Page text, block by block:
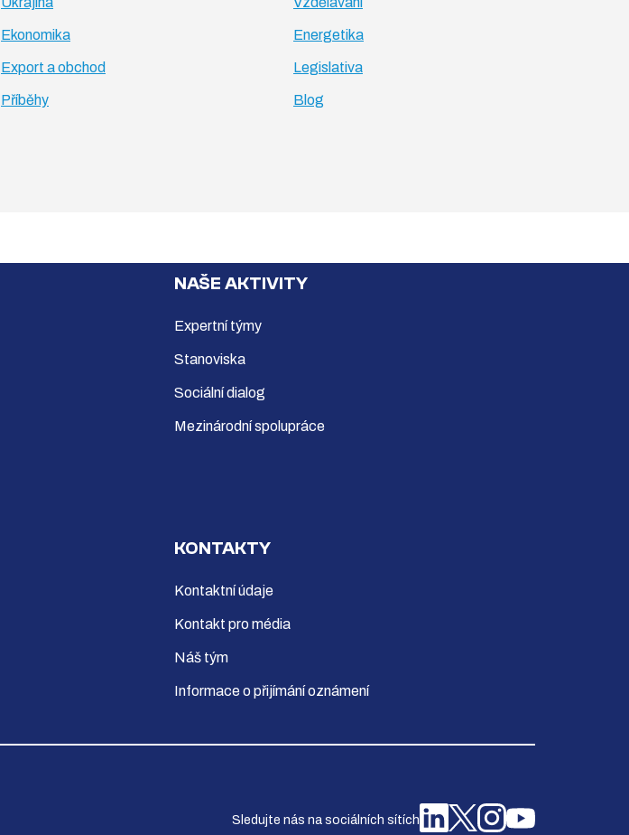
Ekonomika Energetika
Export a obchod Legislativa
Příběhy Blog
NAŠE AKTIVITY
Expertní týmy
Stanoviska
Sociální dialog
Mezinárodní spolupráce
KONTAKTY
Kontaktní údaje
Kontakt pro média
Náš tým
Informace o přijímání oznámení
Sledujte nás na sociálních sítích